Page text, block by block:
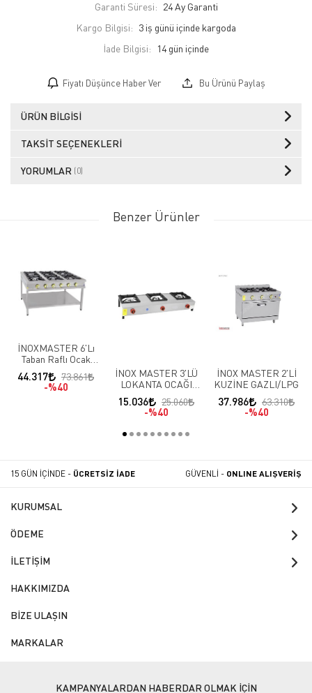
Garanti Süresi: 24 Ay Garanti
Kargo Bilgisi: 3 iş günü içinde kargoda
İade Bilgisi:
Fiyatı Düşünce Haber Ver Bu Ürünü Paylaş
ÜRÜN BILGISI
TAKSIT SEÇENEKLERI
YORUMLAR (0)
Benzer Ürünler
İNOXMASTER 6'Lı
Taban Raflı Ocak
Gazlı/LPG
44.317
73.861
%40
İNOX MASTER 3'LÜ
LOKANTA OCAĞI
KISA AYAK GAZLI /
LPG
15.036
25.060
%40
İNOX MASTER 2'Lİ
KUZİNE GAZLI/LPG
37.986
63.310
%40
15 GÜN İÇİNDE - ÜCRETSİZ İADE GÜVENLİ - ONLINE ALIŞVERİŞ
KURUMSAL
ÖDEME
İLETİŞİM
HAKKIMIZDA
BİZE ULAŞIN
MARKALAR
KAMPANYALARDAN HABERDAR OLMAK İÇİN